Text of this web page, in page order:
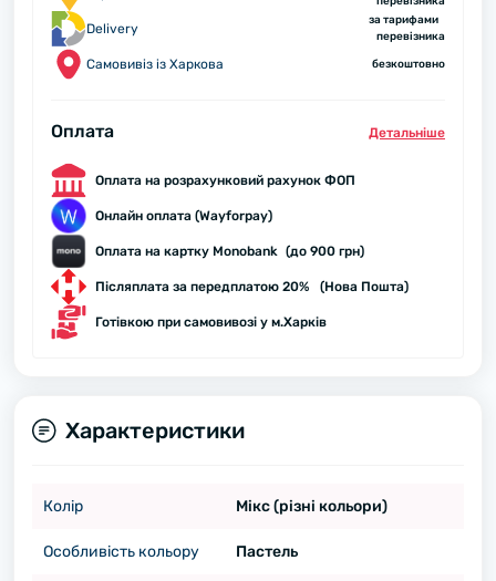
Delivery
за тарифами
перевізника
Самовивіз із Харкова безкоштовно
Оплата Детальнiше
Оплата на розрахунковий рахунок ФОП
Онлайн оплата (Wayforpay)
Оплата на картку Monobank (до 900 грн)
Післяплата за передплатою 20% (Нова Пошта)
Готівкою при самовивозі у м.Харків
Характеристики
Колір Мікс (різні кольори)
Особливість кольору Пастель